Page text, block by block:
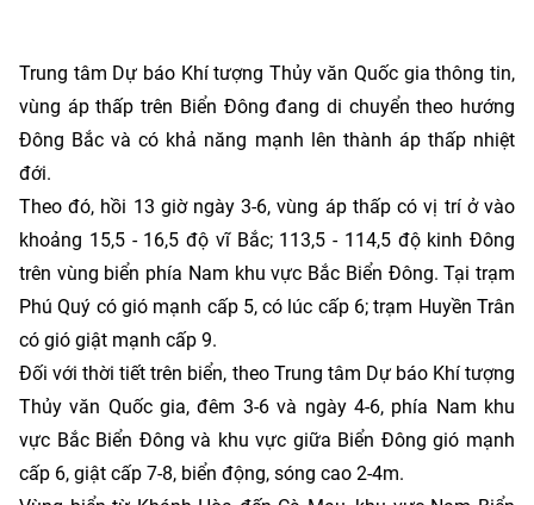
Trung tâm Dự báo Khí tượng Thủy văn Quốc gia thông tin,
vùng áp thấp trên Biển Đông đang di chuyển theo hướng
Đông Bắc và có khả năng mạnh lên thành áp thấp nhiệt
đới.
Theo đó, hồi 13 giờ ngày 3-6, vùng áp thấp có vị trí ở vào
khoảng 15,5 - 16,5 độ vĩ Bắc; 113,5 - 114,5 độ kinh Đông
trên vùng biển phía Nam khu vực Bắc Biển Đông. Tại trạm
Phú Quý có gió mạnh cấp 5, có lúc cấp 6; trạm Huyền Trân
có gió giật mạnh cấp 9.
Đối với thời tiết trên biển, theo Trung tâm Dự báo Khí tượng
Thủy văn Quốc gia, đêm 3-6 và ngày 4-6, phía Nam khu
vực Bắc Biển Đông và khu vực giữa Biển Đông gió mạnh
cấp 6, giật cấp 7-8, biển động, sóng cao 2-4m.